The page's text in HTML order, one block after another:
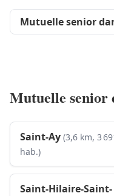
Mutuelle senior
Mutuelle senior
Saint-Ay (3,6 km, 3
hab.)
Saint-Hilaire-Saint-